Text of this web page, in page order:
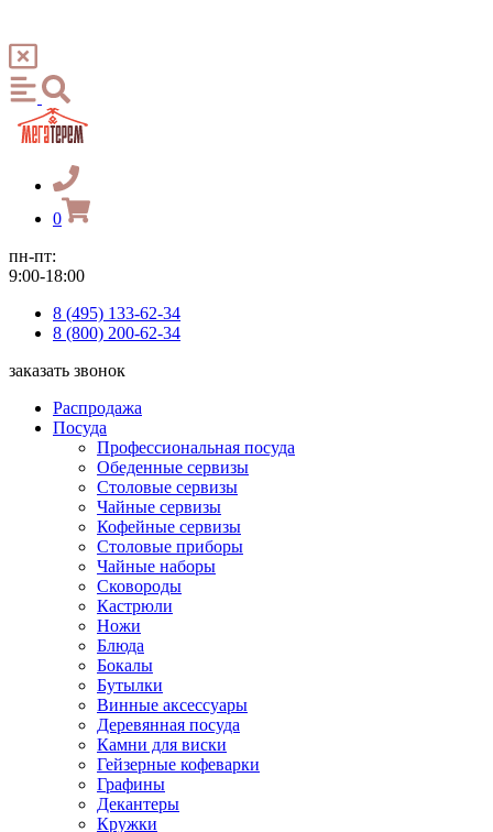
0
пн-пт:
9:00-18:00
8 (495) 133-62-34
8 (800) 200-62-34
заказать звонок
Распродажа
Посуда
Профессиональная посуда
Обеденные сервизы
Столовые сервизы
Чайные сервизы
Кофейные сервизы
Столовые приборы
Чайные наборы
Сковороды
Кастрюли
Ножи
Блюда
Бокалы
Бутылки
Винные аксессуары
Деревянная посуда
Камни для виски
Гейзерные кофеварки
Графины
Декантеры
Кружки